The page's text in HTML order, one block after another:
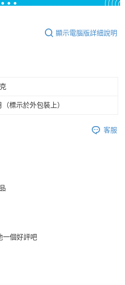
顯示電腦版詳細說明
（標示於外包裝上）
客服
一個好評吧